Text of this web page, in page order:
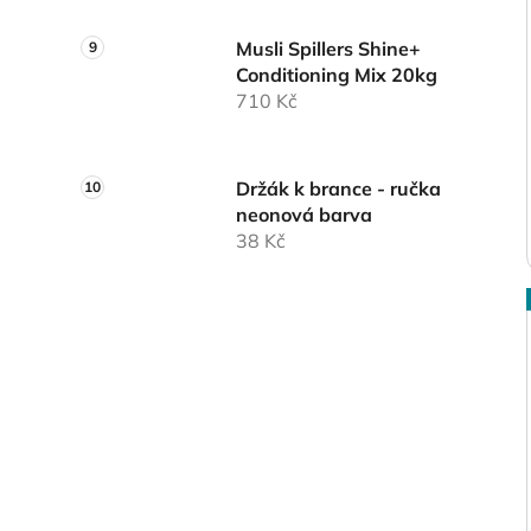
Musli Spillers Shine+
Conditioning Mix 20kg
710 Kč
Držák k brance - ručka
neonová barva
38 Kč